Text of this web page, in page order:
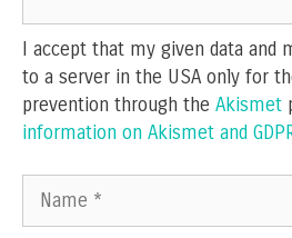
I accept that my given data and
to a server in the USA only for
prevention through the Akismet
information on Akismet and
Name